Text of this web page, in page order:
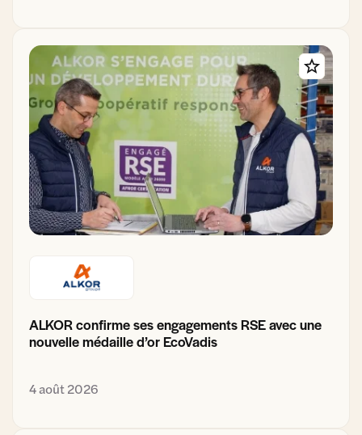
ALKOR confirme ses engagements RSE avec une
nouvelle médaille d’or EcoVadis
4 août 2026